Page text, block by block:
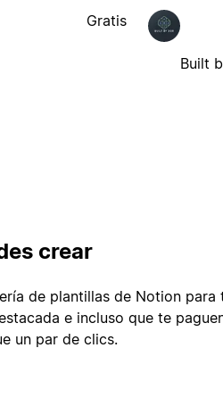
Gratis
Built
crear
de plantillas de Notion para
e incluso que te
un par de clics.